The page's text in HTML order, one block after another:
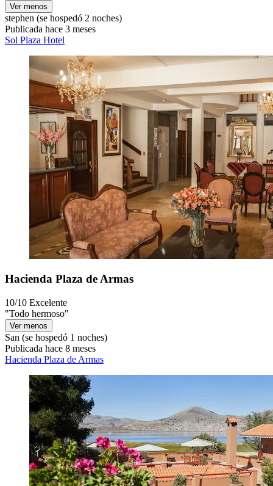
Ver menos
stephen (se hospedó 2 noches)
Publicada hace 3 meses
Sol Plaza Hotel
Hacienda Plaza de Armas
10/10 Excelente
"Todo hermoso"
Ver menos
San (se hospedó 1 noches)
Publicada hace 8 meses
Hacienda Plaza de Armas